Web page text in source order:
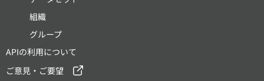
組織
グループ
APIの利用について
ご意見・ご要望